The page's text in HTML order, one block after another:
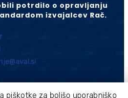
potrdilo o opravljanju
izvajalcev Rač.
piškotke za boljšo uporabniško